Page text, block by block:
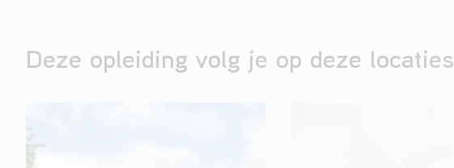
Deze opleiding volg je op deze locaties